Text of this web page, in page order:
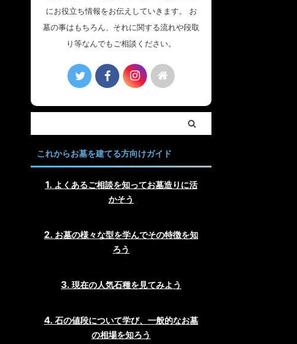
にお役立ち情報をお伝えしていきます。 お
墓の事はもちろん、それに関する流れや段取
り等なんでもご相談ください。
これからお墓を建てる方向けガイド
よくあるご相談を知ってお墓造りに活
かそう
お墓の様々な型を学んでその特徴を知
ろう
現在の人気石種を見てみよう
石の値段について学び、一般的なお墓
の相場を知ろう